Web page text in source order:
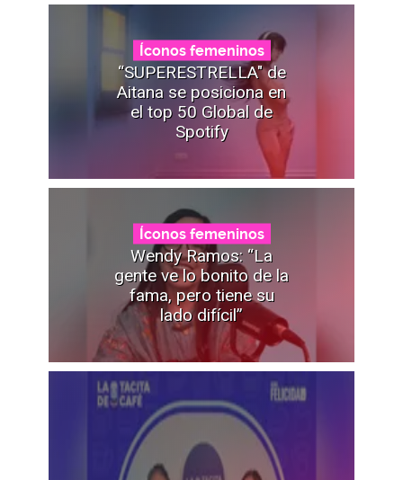
Íconos femeninos
“SUPERESTRELLA" de
Aitana se posiciona en
el top 50 Global de
Spotify
Íconos femeninos
Wendy Ramos: “La
gente ve lo bonito de la
fama, pero tiene su
lado difícil”